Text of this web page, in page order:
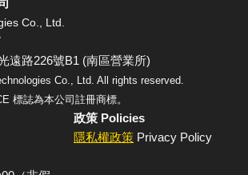
Co., Ltd.
遠路226號B1 (南區營業所)
Co., Ltd. All rights reserved.
標誌為本公司註冊商標。
政策 Policies
隱私權政策 Privacy Policy